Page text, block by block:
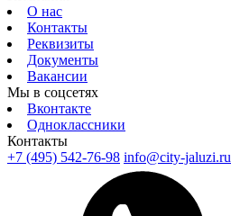
О нас
Контакты
Реквизиты
Документы
Вакансии
Мы в соцсетях
Вконтакте
Одноклассники
Контакты
+7 (495) 542-76-98 info@city-jaluzi.ru